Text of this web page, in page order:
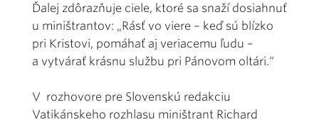
Ďalej zdôrazňuje ciele, ktoré sa snaží dosiahnuť
u miništrantov: „Rásť vo viere – keď sú blízko
pri Kristovi, pomáhať aj veriacemu ľudu –
a vytvárať krásnu službu pri Pánovom oltári.“
V rozhovore pre Slovenskú redakciu
Vatikánskeho rozhlasu miništrant Richard